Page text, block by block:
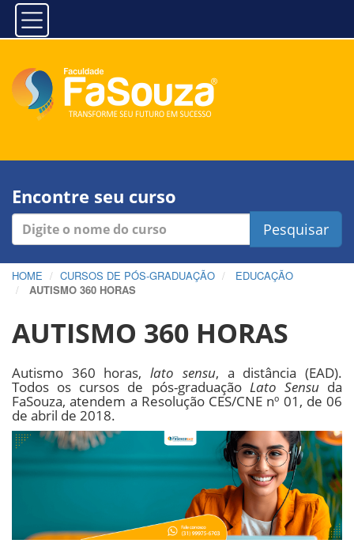
Encontre seu curso
Pesquisar
HOME CURSOS DE PÓS-GRADUAÇÃO
EDUCAÇÃO
AUTISMO 360 HORAS
AUTISMO 360 HORAS
Autismo 360 horas,lato sensu, a distância (EAD).
Todos os cursos de pós-graduação Lato Sensuda
FaSouza, atendem a Resolução CES/CNE nº 01, de 06
de abril de 2018.